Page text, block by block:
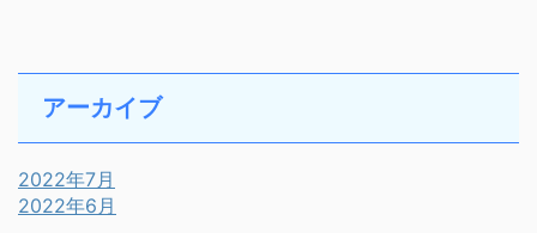
アーカイブ
2022年7月
2022年6月